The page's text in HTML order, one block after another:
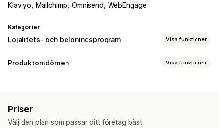
Klaviyo
Mailchimp Omnisend WebEngage
Kategorier
Lojalitets- och belöningsprogram Visa funktioner
Programtyper
Belöningar som du kan erbjuda
Poäng
Rabatter Kuponger Presentkort
Produktomdömen Visa funktioner
Karuseller
Positiva recensioner Höjdpunkter från recensioner
Priser
Välj den plan som passar ditt företag bäst.